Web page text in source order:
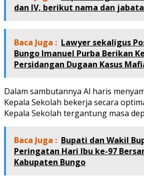
dan IV, berikut nama dan
Baca Juga : Lawyer sekaligus
Bungo Imanuel Purba Berikan
Persidangan Dugaan Kasus
Dalam sambutannya Al haris
Kepala Sekolah bekerja secara
Kepala Sekolah tergantung masa
Baca Juga : Bupati dan Wakil
Peringatan Hari Ibu ke-97
Kabupaten Bungo